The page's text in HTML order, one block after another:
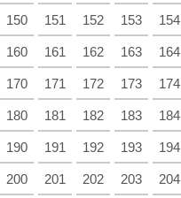
150 151 152 153 154
160 161 162 163 164
170 171 172 173 174
180 181 182 183 184
190 191 192 193 194
200 201 202 203 204